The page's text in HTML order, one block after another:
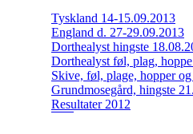
Tyskland 14-15.09.2013
England d. 27-29.09.2013
Dorthealyst hingste
Dorthealyst føl, plag,
Skive, føl, plage, hopper
Grundmosegård, hingste
Resultater 2012